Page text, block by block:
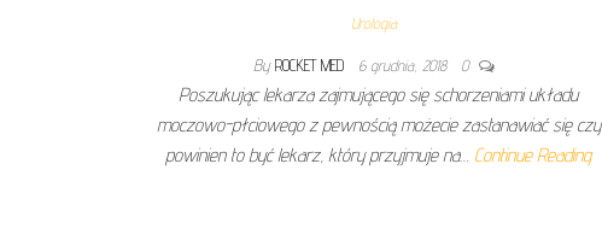
Urologia
By ROCKET MED 6 grudnia, 2018 0
Poszukując lekarza zajmującego się schorzeniami układu
moczowo-płciowego z pewnością możecie zastanawiać się czy
powinien to być lekarz, który przyjmuje na… Continue Reading